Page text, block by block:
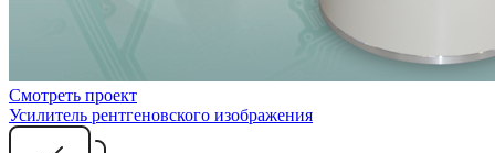
Смотреть проект
Усилитель рентгеновского изображения